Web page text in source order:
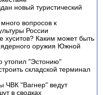
новый туристический
вопросов к
России
хуситов? Каким может быть
ядерного оружия Южной
утопил "Эстонию"
складской терминал
ЧВК "Вагнер" ведут
в сводках